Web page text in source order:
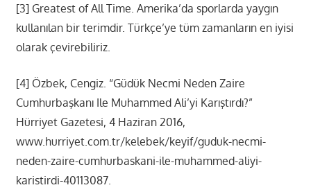
[3] Greatest of All Time. Amerika’da sporlarda yaygın
kullanılan bir terimdir. Türkçe’ye tüm zamanların en iyisi
olarak çevirebiliriz.
[4] Özbek, Cengiz. “Güdük Necmi Neden Zaire
Cumhurbaşkanı Ile Muhammed Ali’yi Karıştırdı?”
Hürriyet Gazetesi, 4 Haziran 2016,
www.hurriyet.com.tr/kelebek/keyif/guduk-necmi-
neden-zaire-cumhurbaskani-ile-muhammed-aliyi-
karistirdi-40113087.